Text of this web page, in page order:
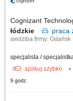
jakościowych w
Cognizant
łódzkie
praca
siedziba firmy: Gdańsk
specjalista /
aplikuj szybko
9 godz.